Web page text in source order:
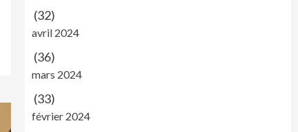
(32)
avril 2024
(36)
mars 2024
(33)
février 2024